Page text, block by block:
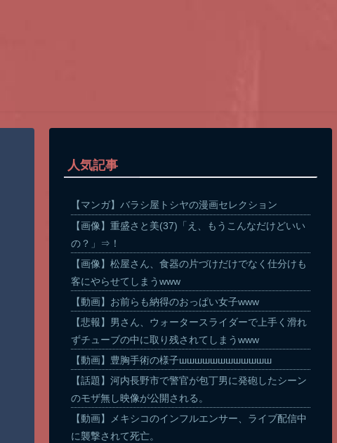
人気記事
【マンガ】バラシ屋トシヤの漫画セレクション
【画像】重盛さと美(37)「え、もうこんなだけどいい
の？」⇒！
【画像】松屋さん、食器の片づけだけでなく仕分けも
客にやらせてしまうwww
【動画】お前らも納得のおっぱい女子www
【悲報】男さん、ウォータースライダーで上手く滑れ
ずチューブの中に取り残されてしまうwww
【動画】豊胸手術の様子шшшшшшшшшшшш
【話題】河内長野市で警官が包丁男に発砲したシーン
のモザ無し映像が公開される。
【動画】メキシコのインフルエンサー、ライブ配信中
に襲撃されて死亡。